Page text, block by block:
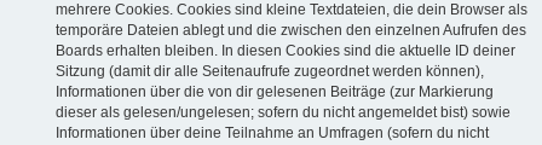
mehrere Cookies. Cookies sind kleine Textdateien, die dein Browser als
temporäre Dateien ablegt und die zwischen den einzelnen Aufrufen des
Boards erhalten bleiben. In diesen Cookies sind die aktuelle ID deiner
Sitzung (damit dir alle Seitenaufrufe zugeordnet werden können),
Informationen über die von dir gelesenen Beiträge (zur Markierung
dieser als gelesen/ungelesen; sofern du nicht angemeldet bist) sowie
Informationen über deine Teilnahme an Umfragen (sofern du nicht